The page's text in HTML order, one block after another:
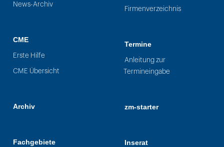
News-Archiv
CME
Erste Hilfe
CME Übersicht
Archiv
Fachgebiete
Firmenverzeichnis
Termine
Anleitung zur
Termineingabe
zm-starter
Inserat